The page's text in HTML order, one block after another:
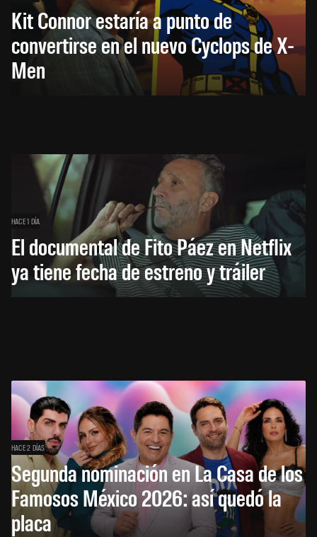
Kit Connor estaría a punto de
convertirse en el nuevo Cyclops de X-
Men
HACE 1 DÍA
El documental de Fito Páez en Netflix
ya tiene fecha de estreno y tráiler
HACE 2 DÍAS
Segunda nominación en La Casa de los
Famosos México 2026: así quedó la
placa